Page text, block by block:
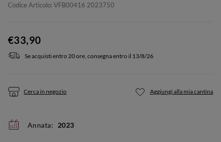
Codice Articolo: VFB00416 2023750
€33,90
Se acquisti entro 20 ore, consegna entro il 13/8/26
Cerca in negozio Aggiungi alla mia cantina
Annata: 2023